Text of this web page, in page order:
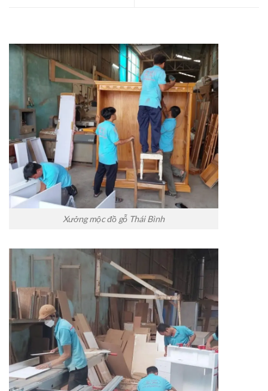
Xưởng mộc đồ gỗ Thái Bình